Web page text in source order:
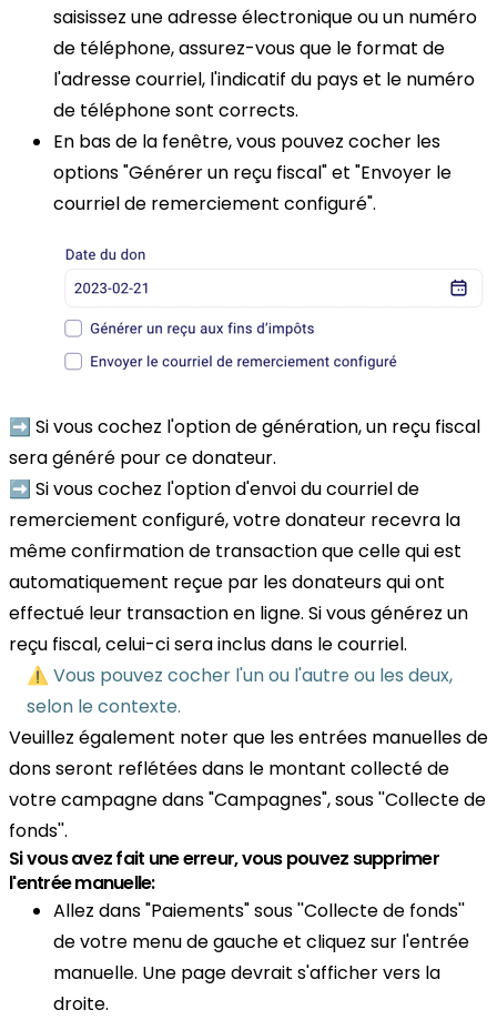
saisissez une adresse électronique ou un numéro
de téléphone, assurez-vous que le format de
l'adresse courriel, l'indicatif du pays et le numéro
de téléphone sont corrects.
En bas de la fenêtre, vous pouvez cocher les
options "Générer un reçu fiscal" et "Envoyer le
courriel de remerciement configuré".
➡️ Si vous cochez l'option de génération, un reçu fiscal
sera généré pour ce donateur.
➡️ Si vous cochez l'option d'envoi du courriel de
remerciement configuré, votre donateur recevra la
même confirmation de transaction que celle qui est
automatiquement reçue par les donateurs qui ont
effectué leur transaction en ligne. Si vous générez un
reçu fiscal, celui-ci sera inclus dans le courriel.
⚠️ Vous pouvez cocher l'un ou l'autre ou les deux,
selon le contexte.
Veuillez également noter que les entrées manuelles de
dons seront reflétées dans le montant collecté de
votre campagne dans "Campagnes", sous ''Collecte de
fonds''.
Si vous avez fait une erreur, vous pouvez supprimer
l'entrée manuelle:
Allez dans "Paiements" sous ''Collecte de fonds''
de votre menu de gauche et cliquez sur l'entrée
manuelle. Une page devrait s'afficher vers la
droite.